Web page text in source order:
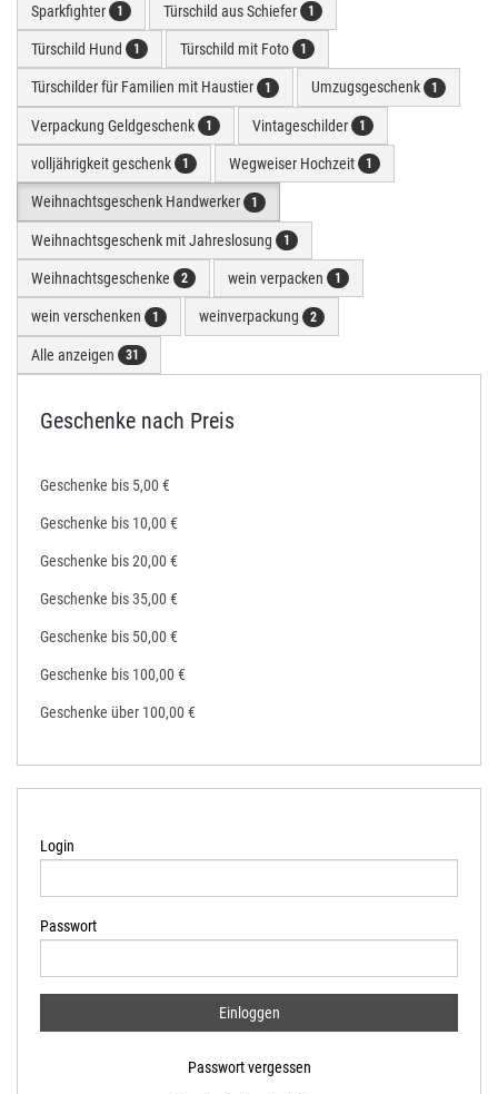
Sparkfighter 1 Türschild aus Schiefer 1
Türschild Hund 1 Türschild mit Foto 1
Türschilder für Familien mit Haustier 1 Umzugsgeschenk 1
Verpackung Geldgeschenk 1 Vintageschilder 1
volljährigkeit geschenk 1 Wegweiser Hochzeit 1
Weihnachtsgeschenk Handwerker 1
Weihnachtsgeschenk mit Jahreslosung 1
Weihnachtsgeschenke 2 wein verpacken 1
wein verschenken 1 weinverpackung 2
Alle anzeigen 31
Geschenke nach Preis
Geschenke bis 5,00 €
Geschenke bis 10,00 €
Geschenke bis 20,00 €
Geschenke bis 35,00 €
Geschenke bis 50,00 €
Geschenke bis 100,00 €
Geschenke über 100,00 €
Login
Passwort
Passwort vergessen